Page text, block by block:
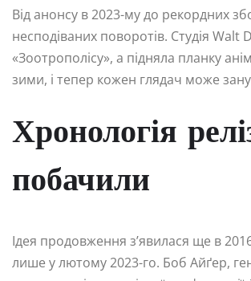
Від анонсу в 2023-му до рекордних
несподіваних поворотів. Студія
«Зоотрополісу», а підняла планку
зими, і тепер кожен глядач може
Хронологія
побачили
Ідея продовження з’явилася ще в
лише у лютому 2023-го. Боб Айґер,